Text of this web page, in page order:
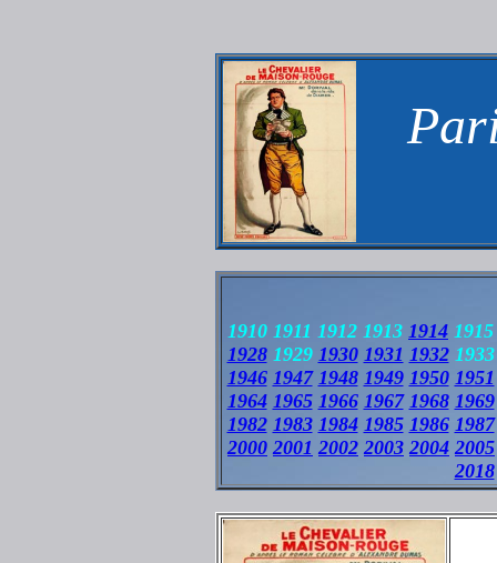
1910 1911 1912 1913 1914
19281929 1930 1931 1932
1946 1947 1948 1949 1950 1951
1964 1965 1966 1967 1968 1969
1982 1983 1984 1985 1986 1987
2000 2001 2002 2003 2004 2005
2018